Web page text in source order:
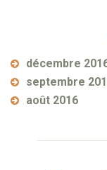
décembre
septembre
août 2016